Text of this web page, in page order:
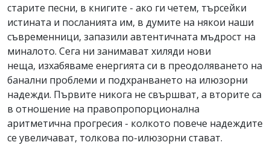
старите песни, в книгите - ако ги четем, търсейки
истината и посланията им, в думите на някои наши
съвременници, запазили автентичната мъдрост на
миналото. Сега ни занимават хиляди нови
неща, изхабяваме енергията си в преодоляването на
банални проблеми и подхранването на илюзорни
надежди. Първите никога не свършват, а вторите са
в отношение на правопропорционална
аритметична прогресия - колкото повече надеждите
се увеличават, толкова по-илюзорни стават.